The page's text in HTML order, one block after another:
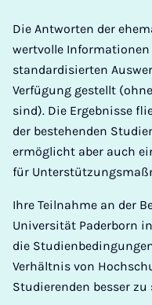
Die Antworten der
wertvolle
standardisierten
Verfügung gestellt
sind). Die Ergebnisse
der bestehenden
ermöglicht aber auch
für
Ihre Teilnahme an der
Universität Paderborn
die
Verhältnis von
Studierenden besser